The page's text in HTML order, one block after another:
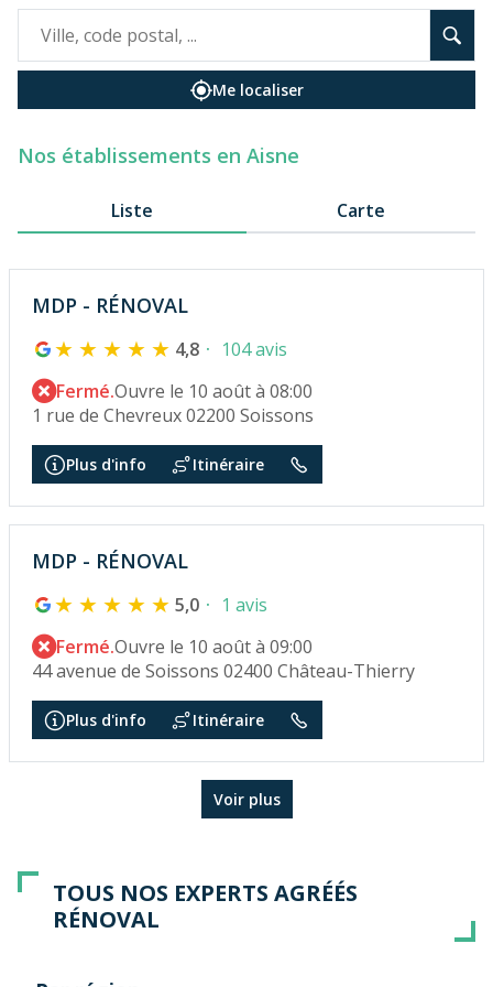
Me localiser
Nos établissements en Aisne
Liste Carte
MDP - RÉNOVAL
4,8
104 avis
Fermé.Ouvre le 10 août à 08:00
1 rue de Chevreux 02200 Soissons
Plus d'info Itinéraire
MDP - RÉNOVAL
5,0
1 avis
Fermé.Ouvre le 10 août à 09:00
44 avenue de Soissons 02400 Château-Thierry
Plus d'info Itinéraire
Voir plus
TOUS NOS EXPERTS AGRÉÉS
RÉNOVAL